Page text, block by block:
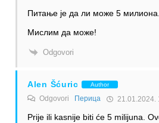
Питање је да ли може 5 милиона.
Мислим да може!
Odgovori
Alen Šćuric Author
Odgovori Перица 21.01.2024.
Prije ili kasnije biti će 5 milijuna.